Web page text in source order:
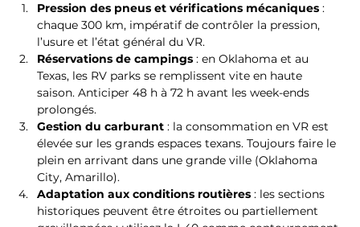
Pression des pneus et vérifications mécaniques :
chaque 300 km, impératif de contrôler la pression,
l’usure et l’état général du VR.
Réservations de campings : en Oklahoma et au
Texas, les RV parks se remplissent vite en haute
saison. Anticiper 48 h à 72 h avant les week-ends
prolongés.
Gestion du carburant : la consommation en VR est
élevée sur les grands espaces texans. Toujours faire le
plein en arrivant dans une grande ville (Oklahoma
City, Amarillo).
Adaptation aux conditions routières : les sections
historiques peuvent être étroites ou partiellement